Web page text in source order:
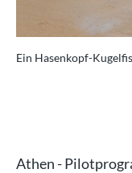
Ein Hasenkopf-
Athen -